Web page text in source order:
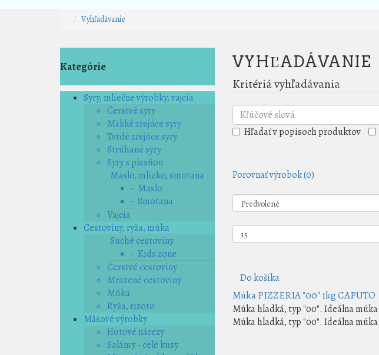
Vyhľadávanie
Kategórie
Syry, mliečne výrobky, vajcia
Čerstvé syry
Mäkké zrejúce syry
Tvrdé zrejúce syry
Strúhané syry
Syry s plesňou
Maslo, mlieko, smotana
- Maslo
- Smotana
Vajcia
Cestoviny, ryža, múka
Suché cestoviny
- Kids zone
Čerstvé cestoviny
Mrazené cestoviny
Múka
Ryža, rizoto
Mäsové výrobky
Hotové nárezy
Salámy - celé kusy
VYHĽADÁVANIE
Kritériá vyhľadávania
Hľadať v popisoch produktov
Porovnať výrobok (0)
Do košíka
Múka PIZZERIA "00" 1kg CAPUTO
Múka hladká, typ "00". Ideálna
Múka hladká, typ "00". Ideálna